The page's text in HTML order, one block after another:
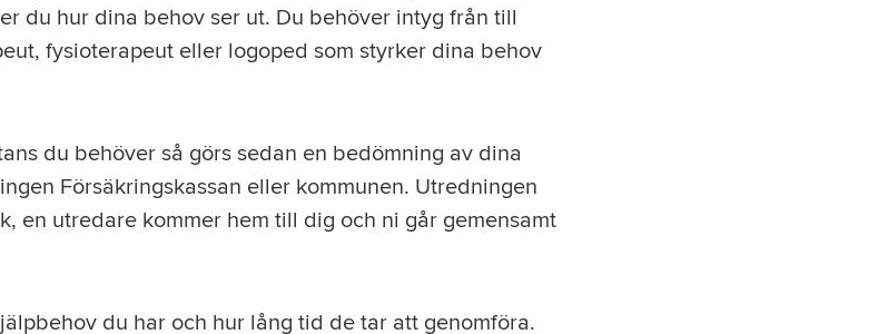
du hur dina behov ser ut. Du behöver intyg från till
fysioterapeut eller logoped som styrker dina behov
du behöver så görs sedan en bedömning av dina
Försäkringskassan eller kommunen. Utredningen
en utredare kommer hem till dig och ni går gemensamt
du har och hur lång tid de tar att genomföra.